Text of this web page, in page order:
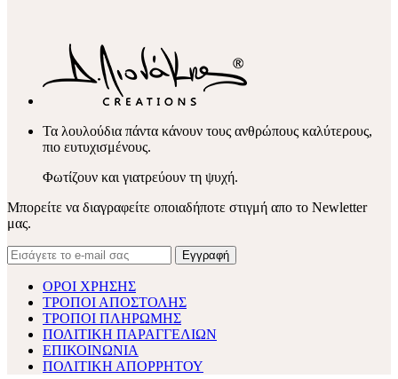
Τα λουλούδια πάντα κάνουν τους ανθρώπους καλύτερους,
πιο ευτυχισμένους.
Φωτίζουν και γιατρεύουν τη ψυχή.
Μπορείτε να διαγραφείτε οποιαδήποτε στιγμή απο το Newletter
μας.
ΟΡΟΙ ΧΡΗΣΗΣ
ΤΡΟΠΟΙ ΑΠΟΣΤΟΛΗΣ
ΤΡΟΠΟΙ ΠΛΗΡΩΜΗΣ
ΠΟΛΙΤΙΚΗ ΠΑΡΑΓΓΕΛΙΩΝ
ΕΠΙΚΟΙΝΩΝΙΑ
ΠΟΛΙΤΙΚΗ ΑΠΟΡΡΗΤΟΥ